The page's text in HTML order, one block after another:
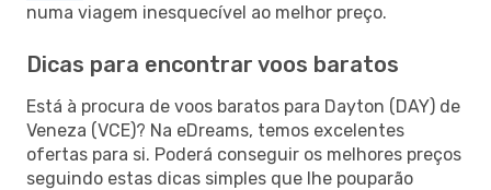
numa viagem inesquecível ao melhor preço.
Dicas para encontrar voos baratos
Está à procura de voos baratos para Dayton (DAY) de
Veneza (VCE)? Na eDreams, temos excelentes
ofertas para si. Poderá conseguir os melhores preços
seguindo estas dicas simples que lhe pouparão